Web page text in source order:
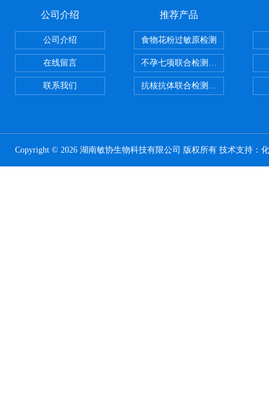
公司介绍
公司介绍
在线留言
联系我们
推荐产品
食物花粉过敏原检测
不孕七项联合检测试剂盒
抗核抗体联合检测试剂盒
Copyright © 2026 湖南敏协生物科技有限公司 版权所有 技术支持：